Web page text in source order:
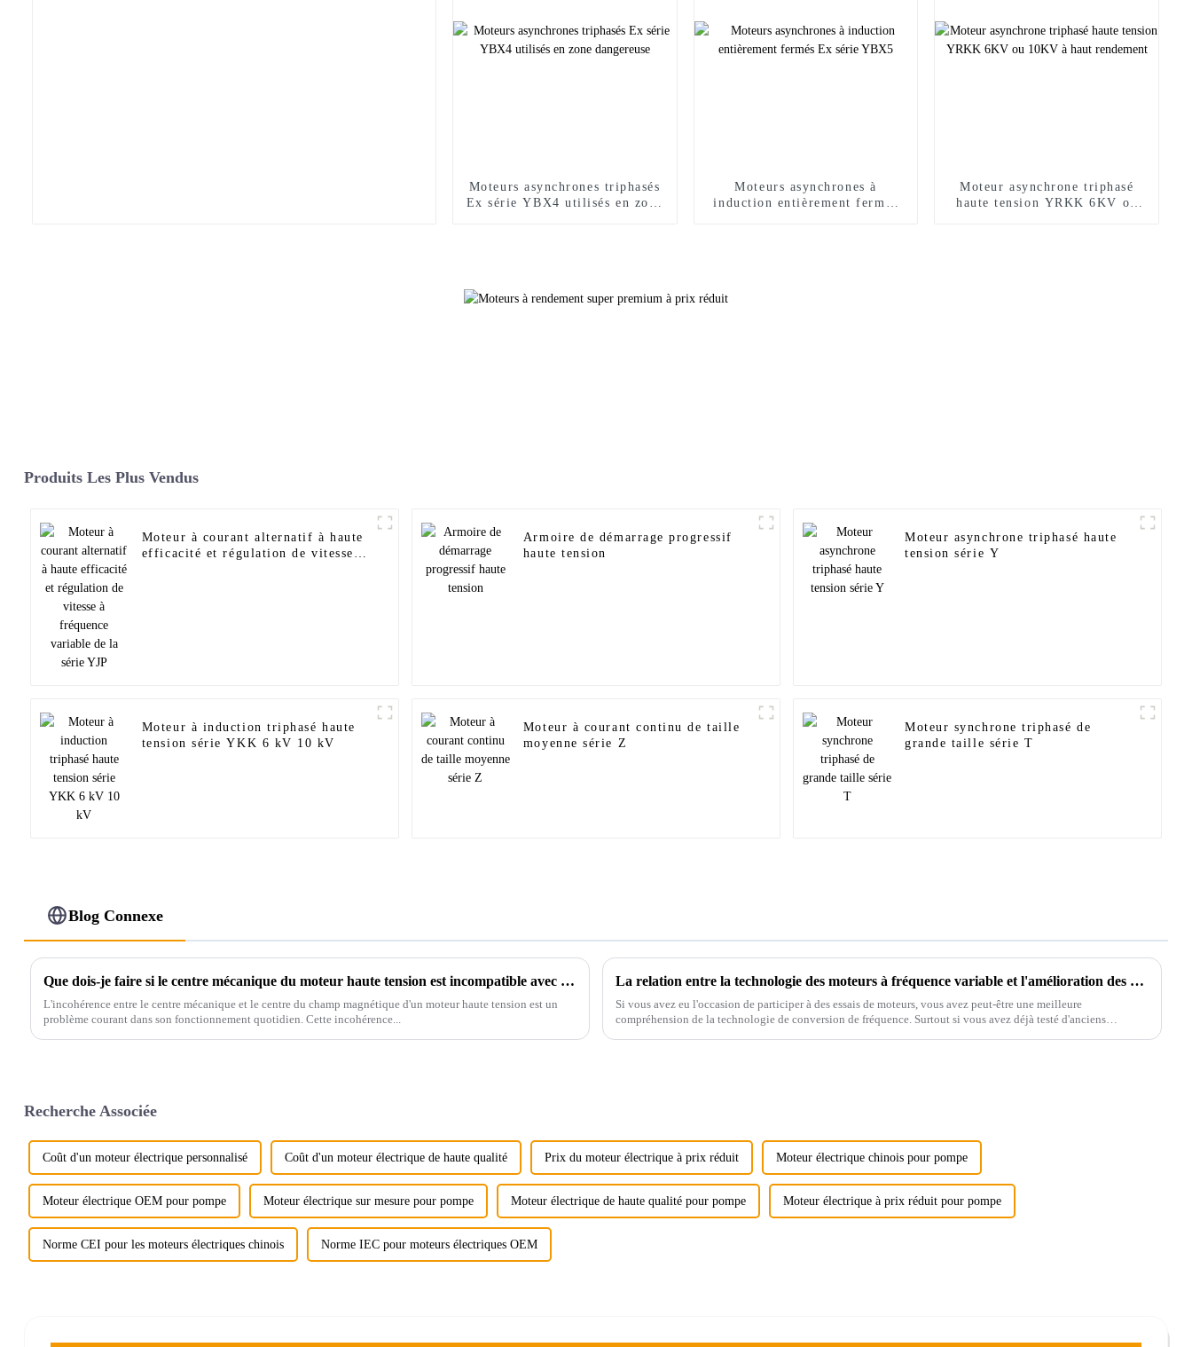
Moteurs asynchrones triphasés
Ex série YBX4 utilisés en zone
Moteurs asynchrones à
induction entièrement fermés
Moteur asynchrone triphasé
haute tension YRKK 6KV ou
Produits Les Plus Vendus
Moteur à courant alternatif à haute
efficacité et régulation de vitesse à
Armoire de démarrage progressif
haute tension
Moteur asynchrone triphasé haute
tension série Y
Moteur à induction triphasé haute
tension série YKK 6 kV 10 kV
Moteur à courant continu de taille
moyenne série Z
Moteur synchrone triphasé de
grande taille série T
Blog Connexe
Que dois-je faire si le centre mécanique du moteur haute tension est incompatible avec le centre du champ magnétique ?
L'incohérence entre le centre mécanique et le centre du champ magnétique d'un moteur haute tension est un
problème courant dans son fonctionnement quotidien. Cette incohérence...
La relation entre la technologie des moteurs à fréquence variable et l'amélioration des moteurs asynchrones
Si vous avez eu l'occasion de participer à des essais de moteurs, vous avez peut-être une meilleure
compréhension de la technologie de conversion de fréquence. Surtout si vous avez déjà testé d'anciens
Recherche Associée
Coût d'un moteur électrique personnalisé Coût d'un moteur électrique de haute qualité Prix ​​du moteur électrique à prix réduit Moteur électrique chinois pour pompe
Moteur électrique OEM pour pompe Moteur électrique sur mesure pour pompe Moteur électrique de haute qualité pour pompe Moteur électrique à prix réduit pour pompe
Norme CEI pour les moteurs électriques chinois Norme IEC pour moteurs électriques OEM